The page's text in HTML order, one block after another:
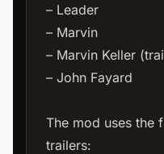
– Leader
– Marvin
– Marvin Keller
– John Fayard
The mod uses the
trailers: